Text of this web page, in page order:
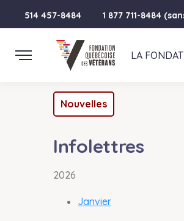
514 457-8484 1 877 711-8484
LA
Nouvelles
Infolettres
2026
Janvier